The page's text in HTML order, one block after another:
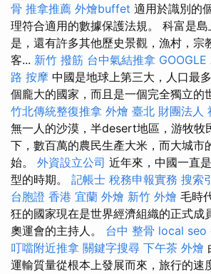
骨 推拿推薦 外燴buffet 適用於識別的
理符合適用的數據保護法規。 科富是
是，還有許多其他歷史景觀，漁村，宗
客... 新竹 撥筋 台中氣結推拿
路 按摩 中國是地球上第三大，人口最
個龐大的國家，而且是一個完全獨立的
竹北傳統整復推拿 外燴 臺北 財團法人
無一人的沙漠，半desert地區，游牧牧
下，數百萬的農民生產大米，而大城市
始。 外資設立公司 近年來，中國一直
型的時期。 記帳士 稅務申報實務 搜索
台胞證 香港 宜蘭 外燴 新竹 外燴 毛時
狂的國家現在是世界經濟組織的正式
奧運會的主持人。 台中 整骨 local seo
叮噹附近推拿 關鍵字搜尋 下午茶 外燴
運輸質量從根本上發展而來，旅行的速